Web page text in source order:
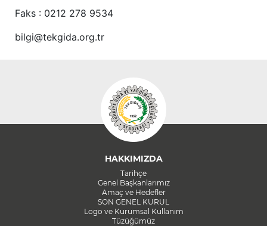
Faks : 0212 278 9534
bilgi@tekgida.org.tr
HAKKIMIZDA
Tarihçe
Genel Başkanlarımız
Amaç ve Hedefler
SON GENEL KURUL
Logo ve Kurumsal Kullanım
Tüzüğümüz